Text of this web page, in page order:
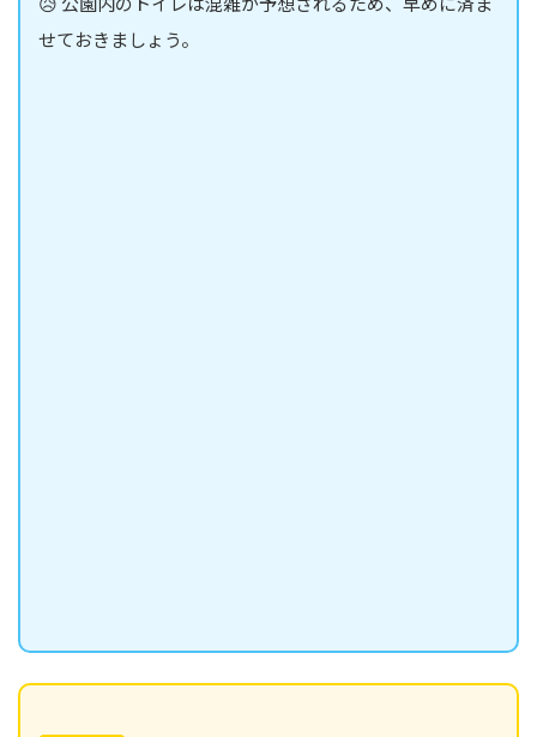
せておきましょう。